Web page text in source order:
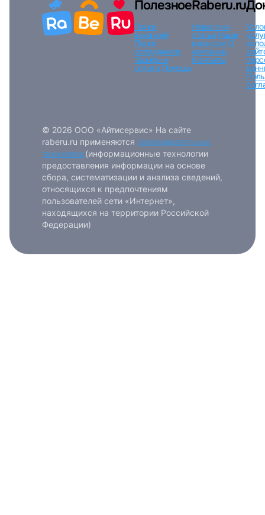
Полезное
Поиск
вакансий
Поиск
сотрудников
Тарифы и
оплата Помощь
Raberu.ru
Новости и
статьи Наши
вакансииО
компании
Контакты
© 2026 ООО «Айтисервис» На сайте
raberu.ru применяются рекомендательные
технологии (информационные технологии
предоставления информации на основе
сбора, систематизации и анализа сведений,
относящихся к предпочтениям
пользователей сети «Интернет»,
находящихся на территории Российской
Федерации)